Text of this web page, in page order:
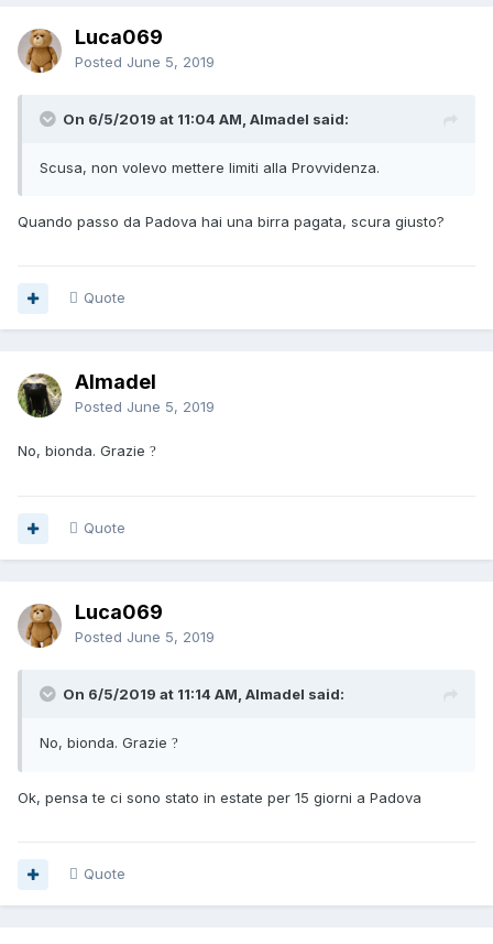
Luca069
Posted June 5, 2019
On 6/5/2019 at 11:04 AM, Almadel said:
Scusa, non volevo mettere limiti alla Provvidenza.
Quando passo da Padova hai una birra pagata, scura giusto?
Quote
Almadel
Posted June 5, 2019
No, bionda. Grazie ?
Quote
Luca069
Posted June 5, 2019
On 6/5/2019 at 11:14 AM, Almadel said:
No, bionda. Grazie ?
Ok, pensa te ci sono stato in estate per 15 giorni a Padova
Quote